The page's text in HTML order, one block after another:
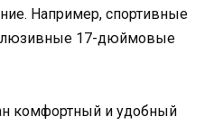
Например, спортивные
17-дюймовые
комфортный и удобный